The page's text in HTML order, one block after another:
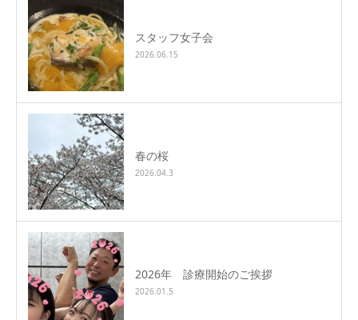
スタッフ女子会
2026.06.15
春の桜
2026.04.3
2026年 診療開始のご挨拶
2026.01.5